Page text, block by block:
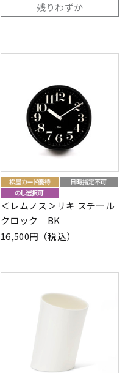
残りわずか
＜レムノス＞リキ スチール
クロック BK
16,500円（税込）